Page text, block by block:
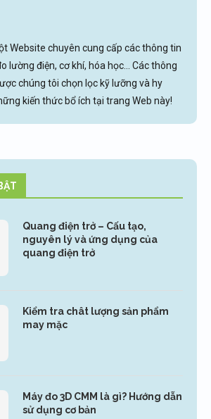
Website chuyên cung cấp các thông tin
lường điện, cơ khí, hóa học... Các thông
chúng tôi chọn lọc kỹ lưỡng và hy
kiến thức bổ ích tại trang Web này!
Quang điện trở – Cấu tạo,
nguyên lý và ứng dụng của
quang điện trở
Kiểm tra chât lượng sản phẩm
may mặc
Máy đo 3D CMM là gì? Hướng dẫn
sử dụng cơ bản